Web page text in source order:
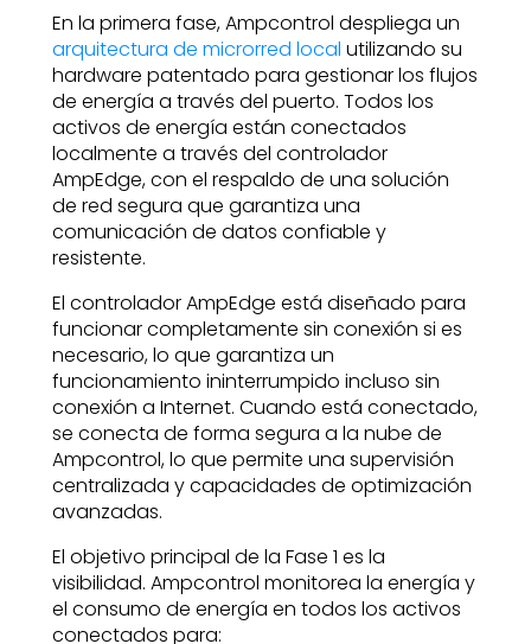
En la primera fase, Ampcontrol despliega un
arquitectura de microrred local utilizando su
hardware patentado para gestionar los flujos
de energía a través del puerto. Todos los
activos de energía están conectados
localmente a través del controlador
AmpEdge, con el respaldo de una solución
de red segura que garantiza una
comunicación de datos confiable y
resistente.
El controlador AmpEdge está diseñado para
funcionar completamente sin conexión si es
necesario, lo que garantiza un
funcionamiento ininterrumpido incluso sin
conexión a Internet. Cuando está conectado,
se conecta de forma segura a la nube de
Ampcontrol, lo que permite una supervisión
centralizada y capacidades de optimización
avanzadas.
El objetivo principal de la Fase 1 es la
visibilidad. Ampcontrol monitorea la energía y
el consumo de energía en todos los activos
conectados para: